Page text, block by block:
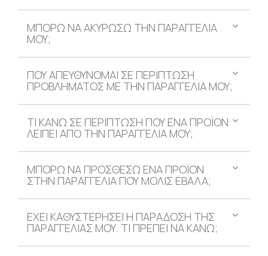
ΜΠΟΡΩ ΝΑ ΑΚΥΡΩΣΩ ΤΗΝ ΠΑΡΑΓΓΕΛΙΑ
ΜΟΥ;
ΠΟΥ ΑΠΕΥΘΥΝΟΜΑΙ ΣΕ ΠΕΡΙΠΤΩΣΗ
ΠΡΟΒΛΗΜΑΤΟΣ ΜΕ ΤΗΝ ΠΑΡΑΓΓΕΛΙΑ ΜΟΥ;
ΤΙ ΚΑΝΩ ΣΕ ΠΕΡΙΠΤΩΣΗ ΠΟΥ ΕΝΑ ΠΡΟΪΟΝ
ΛΕΙΠΕΙ ΑΠΟ ΤΗΝ ΠΑΡΑΓΓΕΛΙΑ ΜΟΥ;
ΜΠΟΡΩ ΝΑ ΠΡΟΣΘΕΣΩ ΕΝΑ ΠΡΟΪΟΝ
ΣΤΗΝ ΠΑΡΑΓΓΕΛΙΑ ΠΟΥ ΜΟΛΙΣ ΕΒΑΛΑ;
ΕΧΕΙ ΚΑΘΥΣΤΕΡΗΣΕΙ Η ΠΑΡΑΔΟΣΗ ΤΗΣ
ΠΑΡΑΓΓΕΛΙΑΣ ΜΟΥ. TΙ ΠΡΕΠΕΙ ΝΑ ΚΑΝΩ;